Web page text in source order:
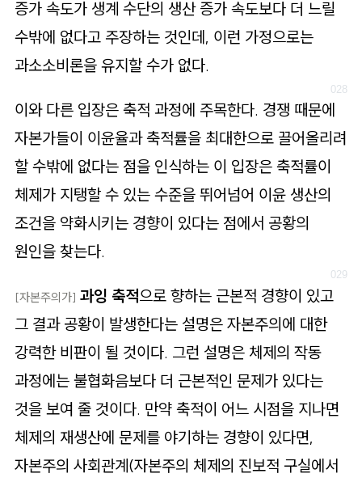
증가 속도가 생계 수단의 생산 증가 속도보다 더 느릴
수밖에 없다고 주장하는 것인데, 이런 가정으로는
과소소비론을 유지할 수가 없다.
이와 다른 입장은 축적 과정에 주목한다. 경쟁 때문에
자본가들이 이윤율과 축적률을 최대한으로 끌어올리려
할 수밖에 없다는 점을 인식하는 이 입장은 축적률이
체제가 지탱할 수 있는 수준을 뛰어넘어 이윤 생산의
조건을 약화시키는 경향이 있다는 점에서 공황의
원인을 찾는다.
[자본주의가] 과잉 축적으로 향하는 근본적 경향이 있고
그 결과 공황이 발생한다는 설명은 자본주의에 대한
강력한 비판이 될 것이다. 그런 설명은 체제의 작동
과정에는 불협화음보다 더 근본적인 문제가 있다는
것을 보여 줄 것이다. 만약 축적이 어느 시점을 지나면
체제의 재생산에 문제를 야기하는 경향이 있다면,
자본주의 사회관계(자본주의 체제의 진보적 구실에서